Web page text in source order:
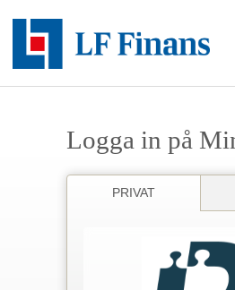
Logga in på
PRIVAT